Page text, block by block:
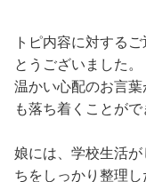
トピ内容に対する
とうございました。
温かい心配のお言
も落ち着くことがで
娘には、学校生活
ちをしっかり整理